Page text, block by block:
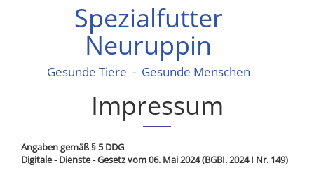
Spezialfutter
Neuruppin
Gesunde Tiere - Gesunde Menschen
Impressum
Angaben gemäß § 5 DDG
Digitale - Dienste - Gesetz vom 06. Mai 2024 (BGBI. 2024 I Nr. 149)